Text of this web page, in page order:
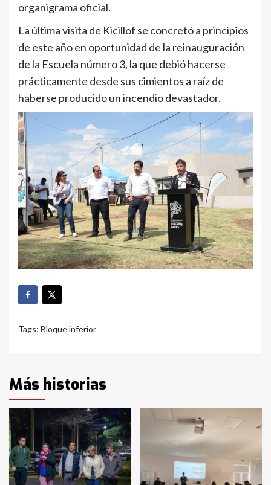
organigrama oficial.
La última visita de Kicillof se concretó a principios
de este año en oportunidad de la reinauguración
de la Escuela número 3, la que debió hacerse
prácticamente desde sus cimientos a raíz de
haberse producido un incendio devastador.
Tags: Bloque inferior
Más historias